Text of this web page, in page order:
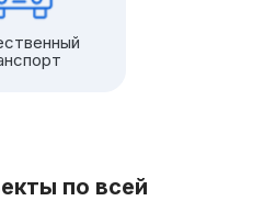
по всей